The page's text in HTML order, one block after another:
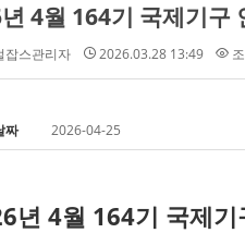
잡스관리자 2026.03.28 13:49
짜 2026-04-25
년 4월 164기 국제